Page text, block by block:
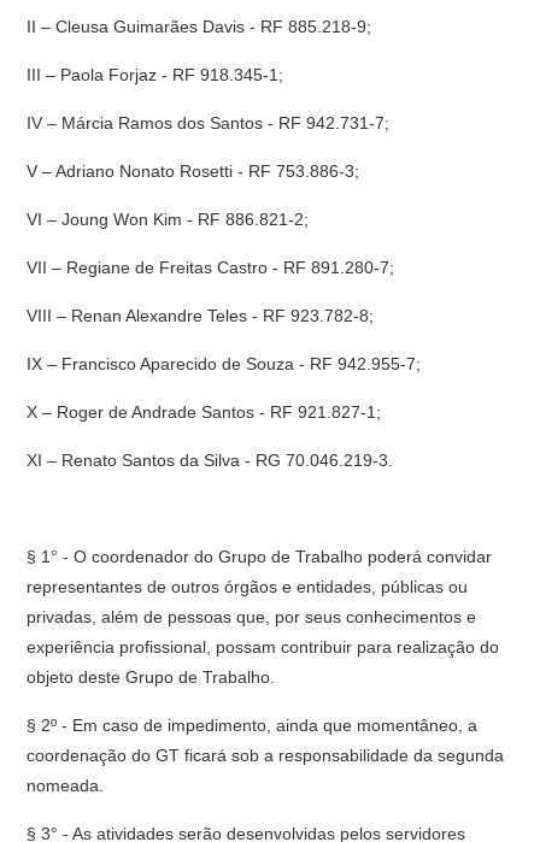
II – Cleusa Guimarães Davis - RF 885.218-9;
III – Paola Forjaz - RF 918.345-1;
IV – Márcia Ramos dos Santos - RF 942.731-7;
V – Adriano Nonato Rosetti - RF 753.886-3;
VI – Joung Won Kim - RF 886.821-2;
VII – Regiane de Freitas Castro - RF 891.280-7;
VIII – Renan Alexandre Teles - RF 923.782-8;
IX – Francisco Aparecido de Souza - RF 942.955-7;
X – Roger de Andrade Santos - RF 921.827-1;
XI – Renato Santos da Silva - RG 70.046.219-3.
§ 1° - O coordenador do Grupo de Trabalho poderá convidar
representantes de outros órgãos e entidades, públicas ou
privadas, além de pessoas que, por seus conhecimentos e
experiência profissional, possam contribuir para realização do
objeto deste Grupo de Trabalho.
§ 2º - Em caso de impedimento, ainda que momentâneo, a
coordenação do GT ficará sob a responsabilidade da segunda
nomeada.
§ 3° - As atividades serão desenvolvidas pelos servidores